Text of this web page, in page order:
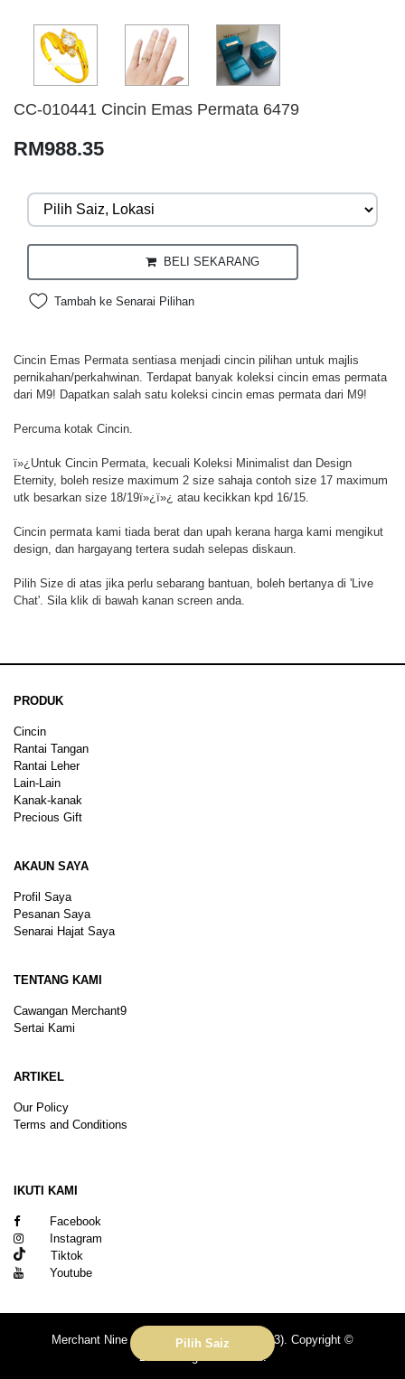
CC-010441 Cincin Emas Permata 6479
RM988.35
BELI SEKARANG
Tambah ke Senarai Pilihan
Cincin Emas Permata sentiasa menjadi cincin pilihan untuk majlis
pernikahan/perkahwinan. Terdapat banyak koleksi cincin emas permata
dari M9! Dapatkan salah satu koleksi cincin emas permata dari M9!
Percuma kotak Cincin.
ï»¿Untuk Cincin Permata, kecuali Koleksi Minimalist dan Design
Eternity, boleh resize maximum 2 size sahaja contoh size 17 maximum
utk besarkan size 18/19ï»¿ï»¿ atau kecikkan kpd 16/15.
Cincin permata kami tiada berat dan upah kerana harga kami mengikut
design, dan hargayang tertera sudah selepas diskaun.
Pilih Size di atas jika perlu sebarang bantuan, boleh bertanya di 'Live
Chat'. Sila klik di bawah kanan screen anda.
Pilih Saiz
PRODUK
Cincin
Rantai Tangan
Rantai Leher
Lain-Lain
Kanak-kanak
Precious Gift
AKAUN SAYA
Profil Saya
Pesanan Saya
Senarai Hajat Saya
TENTANG KAMI
Cawangan Merchant9
Sertai Kami
ARTIKEL
Our Policy
Terms and Conditions
IKUTI KAMI
Facebook
Instagram
Tiktok
Youtube
Merchant Nine Sdn Bhd (No. 201601039113). Copyright ©
2026.All rights reserved.